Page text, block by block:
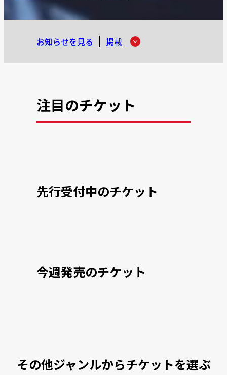
お知らせを見る 掲載
注目のチケット
先行受付中のチケット
今週発売のチケット
その他ジャンルからチケットを選ぶ